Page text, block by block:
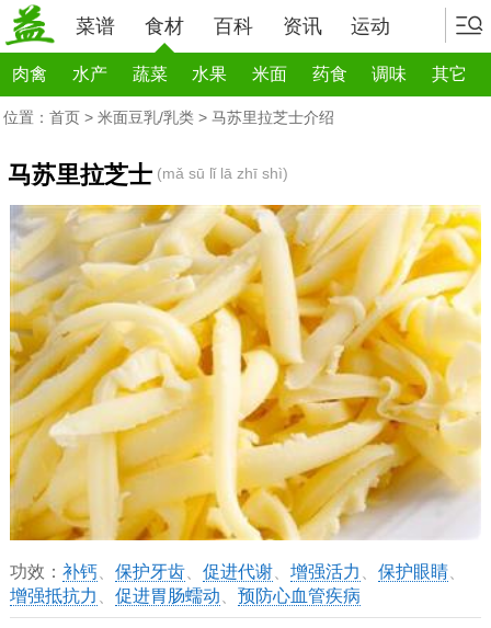
菜谱 食材 百科 资讯 运动
肉禽 水产 蔬菜 水果 米面 药食 调味 其它
位置： 首页 > 米面豆乳/乳类 > 马苏里拉芝士介绍
马苏里拉芝士 (mǎ sū lǐ lā zhī shì)
功效： 补钙、 保护牙齿、 促进代谢、 增强活力 保护眼睛、
增强抵抗力
促进胃肠蠕动 预防心血管疾病